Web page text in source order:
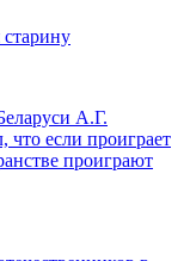
А.Г.
если проиграет
проиграют